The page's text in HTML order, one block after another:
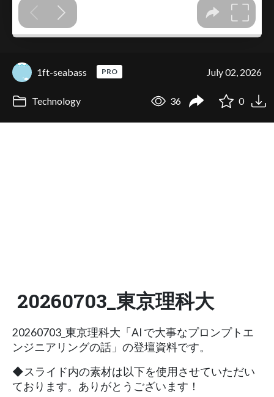
1ft-seabass PRO July 02, 2026
Technology 36 0
20260703_東京理科大
20260703_東京理科大「AI で大事なプロンプトエ
ンジニアリングの話」の登壇資料です。
◆スライド内の素材は以下を使用させていただい
ております。ありがとうございます！